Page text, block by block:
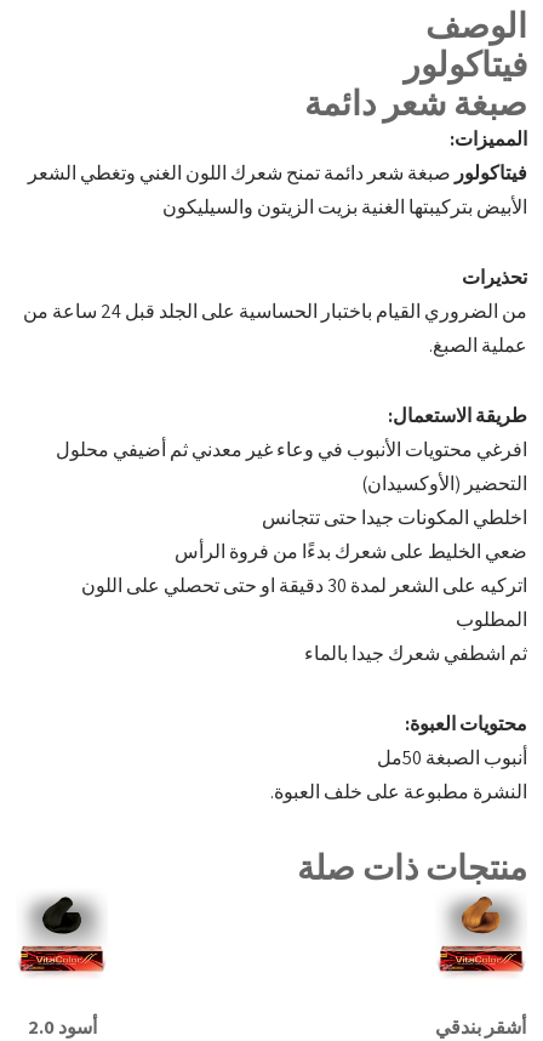
الوصف
فيتاكولور
صبغة شعر دائمة
المميزات:
فيتاكولور صبغة شعر دائمة تمنح شعرك اللون الغني وتغطي الشعر
الأبيض بتركيبتها الغنية بزيت الزيتون والسيليكون
تحذيرات
من الضروري القيام باختبار الحساسية على الجلد قبل 24 ساعة من
عملية الصبغ.
طريقة الاستعمال:
افرغي محتويات الأنبوب في وعاء غير معدني ثم أضيفي محلول
التحضير (الأوكسيدان)
اخلطي المكونات جيدا حتى تتجانس
ضعي الخليط على شعرك بدءًا من فروة الرأس
اتركيه على الشعر لمدة 30 دقيقة او حتى تحصلي على اللون
المطلوب
ثم اشطفي شعرك جيدا بالماء
محتويات العبوة:
أنبوب الصبغة 50مل
النشرة مطبوعة على خلف العبوة.
منتجات ذات صلة
أشقر بندقي
أسود 2.0